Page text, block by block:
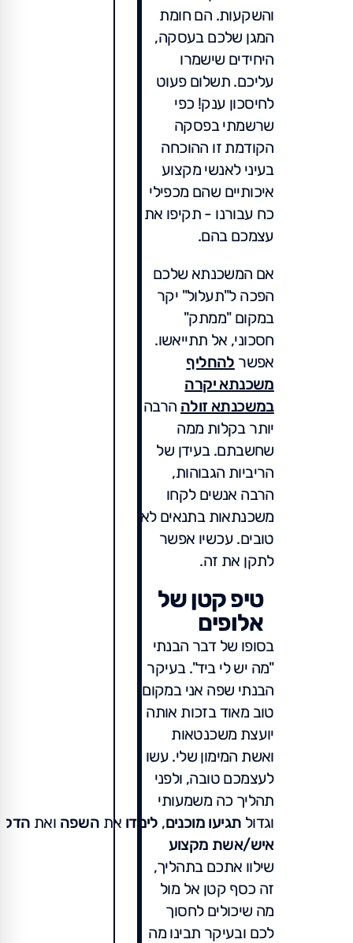
והשקעות. הם חומת
המגן שלכם בעסקה,
היחידים שישמרו
עליכם. תשלום פעוט
לחיסכון ענק! כפי
שרשמתי בפסקה
הקודמת זו ההוכחה
בעיני לאנשי מקצוע
איכותיים שהם מכפילי
כח עבורנו - תקיפו את
עצמכם בהם.
אם המשכנתא שלכם
הפכה ל"תעלול" יקר
במקום "ממתק"
חסכוני, אל תתייאשו.
אפשר להחליף
משכנתא יקרה
במשכנתא זולה הרבה
יותר בקלות ממה
שחשבתם. בעידן של
הריביות הגבוהות,
הרבה אנשים לקחו
משכנתאות בתנאים לא
טובים. עכשיו אפשר
לתקן את זה.
טיפ קטן של
אלופים
בסופו של דבר הבנתי
"מה יש לי ביד". בעיקר
הבנתי שפה אני במקום
טוב מאוד בזכות אותה
יועצת משכנטאות
ואשת המימון שלי. עשו
לעצמכם טובה, ולפני
תהליך כה משמעותי
וגדול תגיעו מוכנים, לימדו את השפה ואת
איש/אשת מקצוע
שילוו אתכם בתהליך,
זה כסף קטן אל מול
מה שיכולים לחסוך
לכם ובעיקר תבינו מה